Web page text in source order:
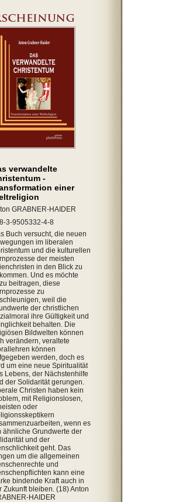
verwandelte
-
einer
GRABNER-HAIDER
3-9505332-4-8
Buch versucht, die neuen
im liberalen
und die kulturellen
der meisten
in den Blick zu
Und es möchte
beitragen, diese
zu
weil die
der christlichen
ihre Gültigkeit und
behalten. Die
Bildwelten können
verändern, veraltete
können
werden, doch es
um eine neue Spiritualität
Lebens, der Nächstenhilfe
der Solidarität gerungen.
Christen haben kein
mit Religionslosen,
oder
wenn es
ähnliche Grundwerte der
und der
geht. Das
um die allgemeinen
und
kann eine
bindende Kraft auch in
Zukunft bleiben. (18) Anton
HAIDER